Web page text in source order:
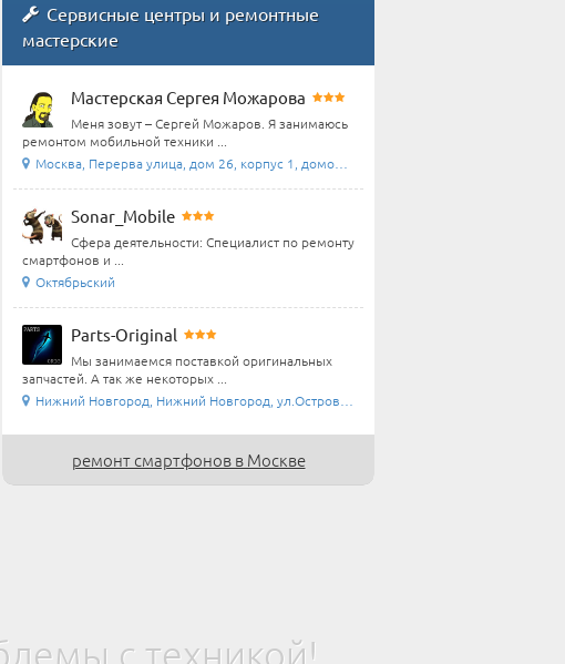
Сервисные центры и ремонтные
мастерские
Мастерская Сергея Можарова
Меня зовут – Сергей Можаров. Я занимаюсь
ремонтом мобильной техники ...
Москва, Перерва улица, дом 26, корпус 1, домофон ...
Sonar_Mobile
Сфера деятельности: Специалист по ремонту
смартфонов и ...
Октябрьский
Parts-Original
Мы занимаемся поставкой оригинальных
запчастей. А так же некоторых ...
Нижний Новгород, Нижний Новгород, ул.Островского ...
ремонт смартфонов в Москве
с техникой!